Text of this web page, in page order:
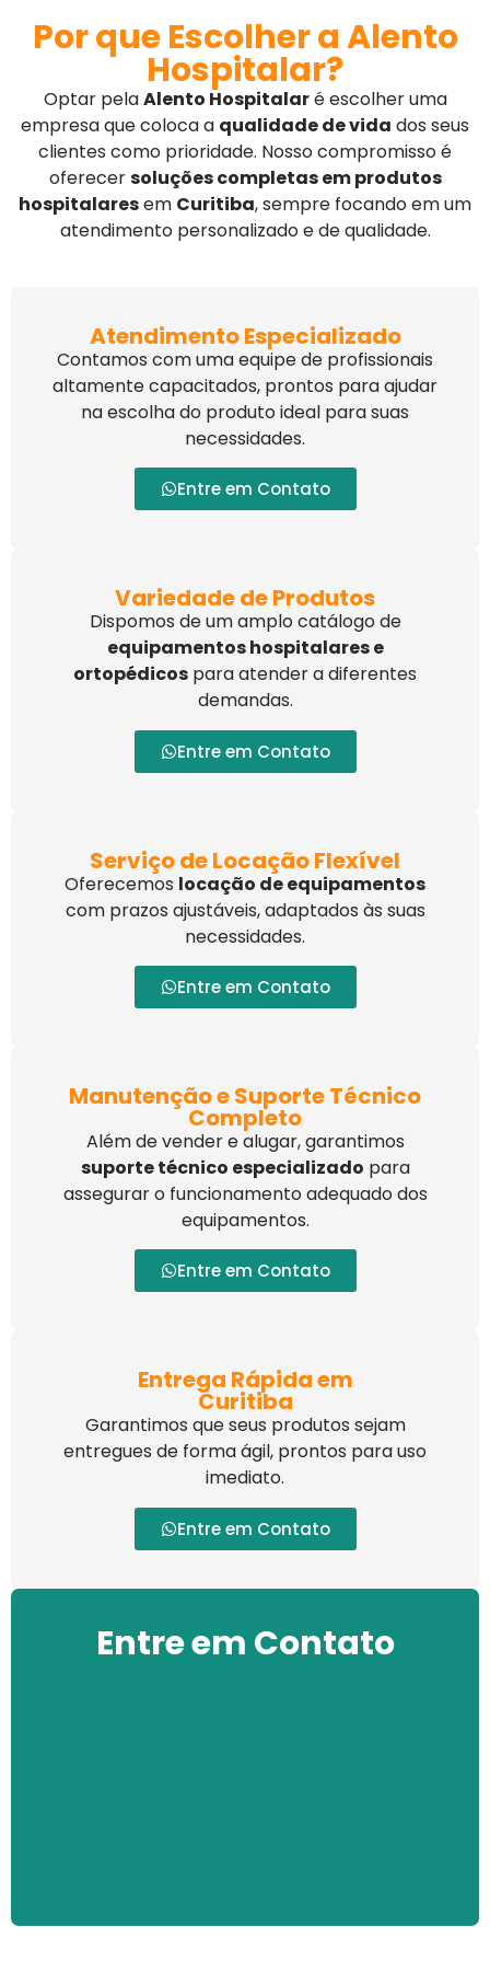
Por que Escolher a Alento
Hospitalar?
Optar pelaAlento Hospitalaré escolher uma
empresa que coloca a qualidade de vida dos seus
clientes como prioridade. Nosso compromisso é
oferecersoluções completas em produtos
hospitalaresem Curitiba, sempre focando em um
atendimento personalizado e de qualidade.
Atendimento Especializado
Contamos com uma equipe de profissionais
altamente capacitados, prontos para ajudar
na escolha do produto ideal para suas
necessidades.
Entre em Contato
Variedade de Produtos
Dispomos de um amplo catálogo de
equipamentos hospitalares e
ortopédicos para atender a diferentes
demandas.
Entre em Contato
Serviço de Locação Flexível
Oferecemos locação de equipamentos
com prazos ajustáveis, adaptados às suas
necessidades.
Entre em Contato
Manutenção e Suporte Técnico
Completo
Além de vender e alugar, garantimos
suporte técnico especializado para
assegurar o funcionamento adequado dos
equipamentos.
Entre em Contato
Entrega Rápida em
Curitiba
Garantimos que seus produtos sejam
entregues de forma ágil, prontos para uso
imediato.
Entre em Contato
Entre em Contato